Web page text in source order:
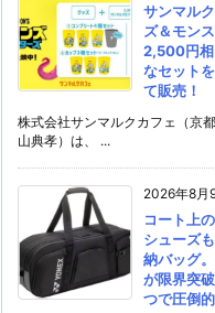
サンマル
ズ＆モン
2,500円相
なセット
て販売！
株式会社サンマルクカフェ（京
山典孝）は、 ...
2026年8月
コート上
シューズ
納バッグ
が限界突
つで圧倒